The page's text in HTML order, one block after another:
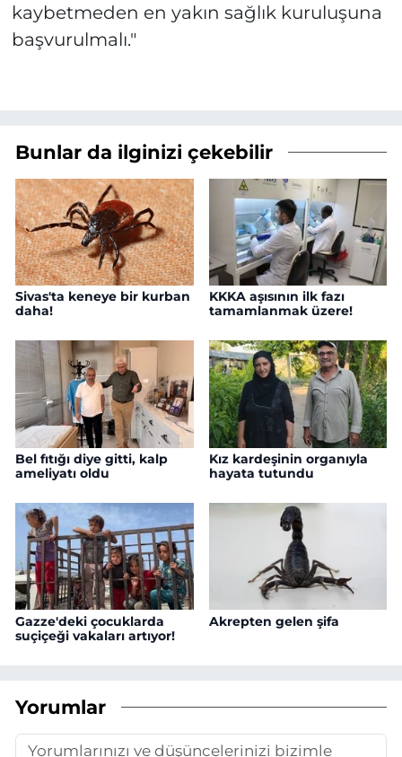
kaybetmeden en yakın sağlık kuruluşuna
başvurulmalı."
Bunlar da ilginizi çekebilir
Sivas'ta keneye bir kurban
daha!
KKKA aşısının ilk fazı
tamamlanmak üzere!
Bel fıtığı diye gitti, kalp
ameliyatı oldu
Kız kardeşinin organıyla
hayata tutundu
Gazze'deki çocuklarda
suçiçeği vakaları artıyor!
Akrepten gelen şifa
Yorumlar